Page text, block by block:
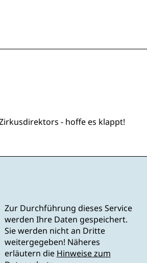
- hoffe es klappt!
Zur Durchführung dieses Service
werden Ihre Daten gespeichert.
Sie werden nicht an Dritte
weitergegeben! Näheres
erläutern die Hinweise zum